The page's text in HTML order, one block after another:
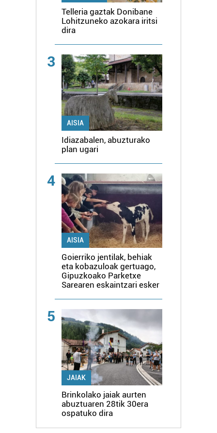
Telleria gaztak Donibane
Lohitzuneko azokara iritsi
dira
3
AISIA
Idiazabalen, abuzturako
plan ugari
4
AISIA
Goierriko jentilak, behiak
eta kobazuloak gertuago,
Gipuzkoako Parketxe
Sarearen eskaintzari esker
5
JAIAK
Brinkolako jaiak aurten
abuztuaren 28tik 30era
ospatuko dira